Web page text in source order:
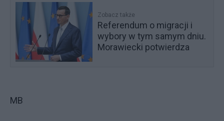
Zobacz także
Referendum o migracji i
wybory w tym samym dniu.
Morawiecki potwierdza
MB